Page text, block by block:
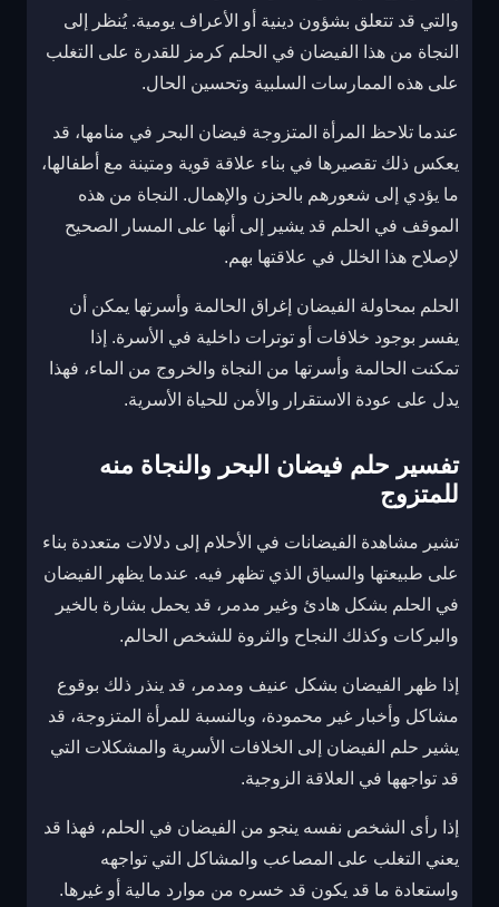
والتي قد تتعلق بشؤون دينية أو الأعراف يومية. يُنظر إلى
النجاة من هذا الفيضان في الحلم كرمز للقدرة على التغلب
على هذه الممارسات السلبية وتحسين الحال.
عندما تلاحظ المرأة المتزوجة فيضان البحر في منامها، قد
يعكس ذلك تقصيرها في بناء علاقة قوية ومتينة مع أطفالها،
ما يؤدي إلى شعورهم بالحزن والإهمال. النجاة من هذه
الموقف في الحلم قد يشير إلى أنها على المسار الصحيح
لإصلاح هذا الخلل في علاقتها بهم.
الحلم بمحاولة الفيضان إغراق الحالمة وأسرتها يمكن أن
يفسر بوجود خلافات أو توترات داخلية في الأسرة. إذا
تمكنت الحالمة وأسرتها من النجاة والخروج من الماء، فهذا
يدل على عودة الاستقرار والأمن للحياة الأسرية.
تفسير حلم فيضان البحر والنجاة منه
للمتزوج
تشير مشاهدة الفيضانات في الأحلام إلى دلالات متعددة بناء
على طبيعتها والسياق الذي تظهر فيه. عندما يظهر الفيضان
في الحلم بشكل هادئ وغير مدمر، قد يحمل بشارة بالخير
والبركات وكذلك النجاح والثروة للشخص الحالم.
إذا ظهر الفيضان بشكل عنيف ومدمر، قد ينذر ذلك بوقوع
مشاكل وأخبار غير محمودة، وبالنسبة للمرأة المتزوجة، قد
يشير حلم الفيضان إلى الخلافات الأسرية والمشكلات التي
قد تواجهها في العلاقة الزوجية.
إذا رأى الشخص نفسه ينجو من الفيضان في الحلم، فهذا قد
يعني التغلب على المصاعب والمشاكل التي تواجهه
واستعادة ما قد يكون قد خسره من موارد مالية أو غيرها.